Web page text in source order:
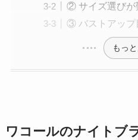
② サイズ選びが
③ バストアップ
もっ
ワコールのナイトブ